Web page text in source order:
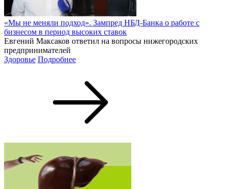
«Мы не меняли подход». Зампред НБД-Банка о работе с
бизнесом в период высоких ставок
Евгений Максаков ответил на вопросы нижегородских
предпринимателей
Здоровье Подробнее